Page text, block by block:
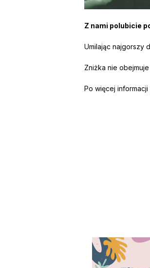
Z nami polubicie
Umilając najgorszy
Zniżka nie
Po więcej